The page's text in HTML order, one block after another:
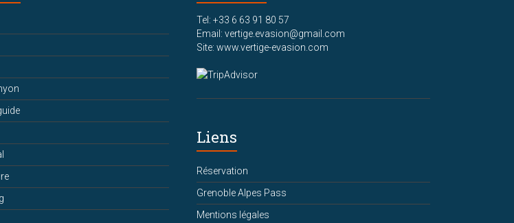
Tel: +33 6 63 91 80 57
Email: vertige.evasion@gmail.com
Site: www.vertige-evasion.com
Liens
Réservation
Grenoble Alpes Pass
Mentions légales